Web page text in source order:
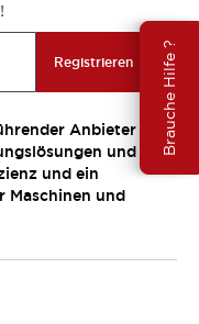
Brauche Hilfe ?
Registrieren
Anbieter
und
und ein
Maschinen und